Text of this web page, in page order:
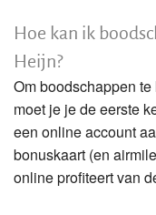
Hoe kan ik
Heijn?
Om boodschappen
moet je je de eerste
een online account
bonuskaart (en
online profiteert van